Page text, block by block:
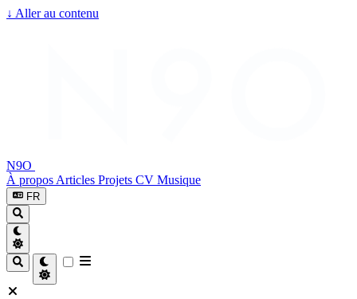
↓ Aller au contenu
N9O
À propos Articles Projets CV Musique
FR